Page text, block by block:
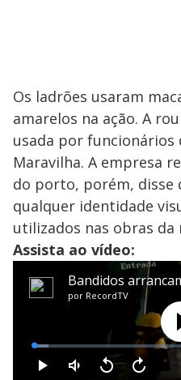
Os ladrões usaram
amarelos na ação. A
usada por funcionários
Maravilha. A empresa
do porto, porém, disse
qualquer identidade
utilizados nas obras da
Assista ao vídeo: